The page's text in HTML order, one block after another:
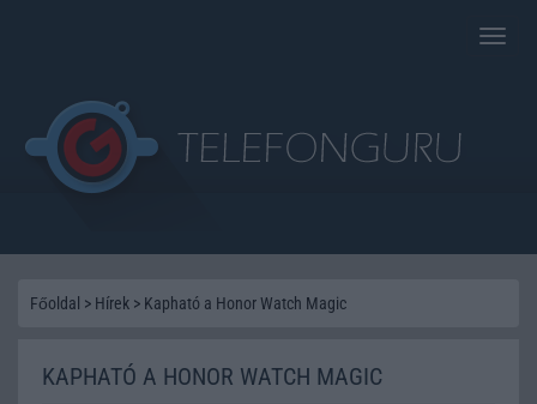
Toggle
Főoldal > Hírek > Kapható a Honor Watch Magic
KAPHATÓ A HONOR WATCH MAGIC